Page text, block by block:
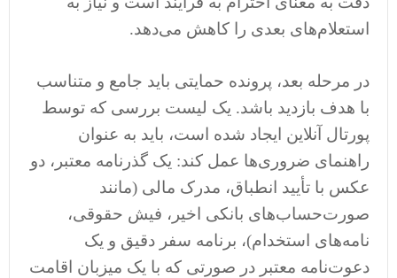
استعلام‌های بعدی را کاهش می‌دهد.
در مرحله بعد، پرونده حمایتی باید جامع و متناسب
با هدف بازدید باشد. یک لیست بررسی که توسط
پورتال آنلاین ایجاد شده است، باید به عنوان
راهنمای ضروری‌ها عمل کند: یک گذرنامه معتبر، دو
عکس با تأیید انطباق، مدرک مالی (مانند
صورت‌حساب‌های بانکی اخیر، فیش حقوقی،
نامه‌های استخدام)، برنامه سفر دقیق و یک
دعوت‌نامه معتبر در صورتی که با یک میزبان اقامت